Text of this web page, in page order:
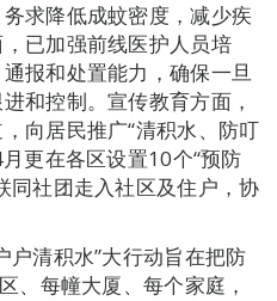
求降低成蚊密度，减少疾
已加强前线医护人员培
报和处置能力，确保一旦
和控制。宣传教育方面，
向居民推广“清积水、防叮
更在各区设置10个“预防
同社团走入社区及住户，协
户清积水”大行动旨在把防
、每幢大厦、每个家庭，